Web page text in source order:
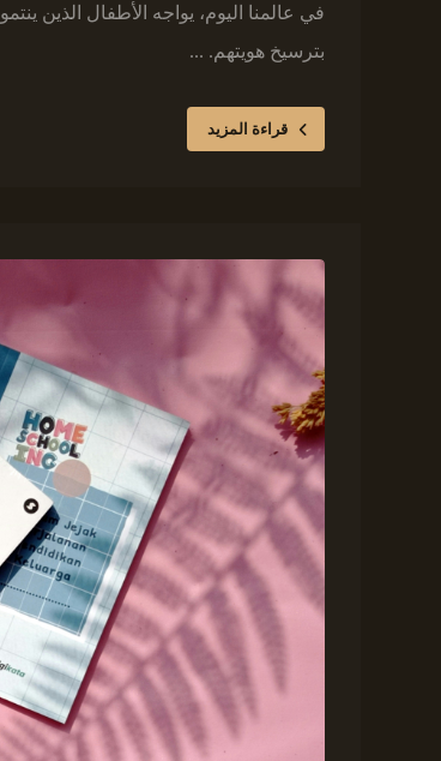
في عالمنا اليوم، يواجه الأطفال الذين
بترسيخ هويتهم. ...
قراءة المزيد